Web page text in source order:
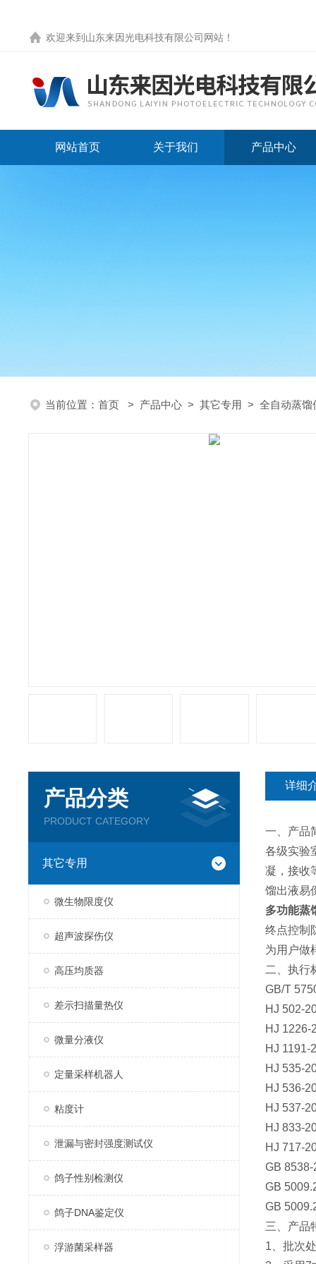
欢迎来到 山东来因光电科技有限公司网站 ！
网站首页 关于我们 产品中心
当前位置： 首页 > 产品中心 > 其它专用 > 全自动蒸馏
产品分类
PRODUCT CATEGORY
其它专用
微生物限度仪
超声波探伤仪
高压均质器
差示扫描量热仪
微量分液仪
定量采样机器人
粘度计
泄漏与密封强度测试仪
鸽子性别检测仪
鸽子DNA鉴定仪
浮游菌采样器
详细
一、产品
各级实验
凝，接收
馏出液易
多功能蒸
终点控制
为用户做
二、执行
GB/T
HJ 502-
HJ 1226-
HJ 1191-
HJ 535-
HJ 536-
HJ 537-
HJ 833-
HJ 717-
GB
GB
GB
三、产品
1、批次